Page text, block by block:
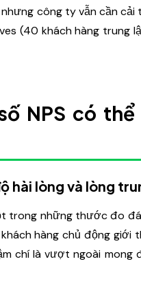
nhưng công ty vẫn cần
(40 khách hàng trung
NPS có
hài lòng và lòng
trong những thước đo
khách hàng chủ động
chí là vượt ngoài